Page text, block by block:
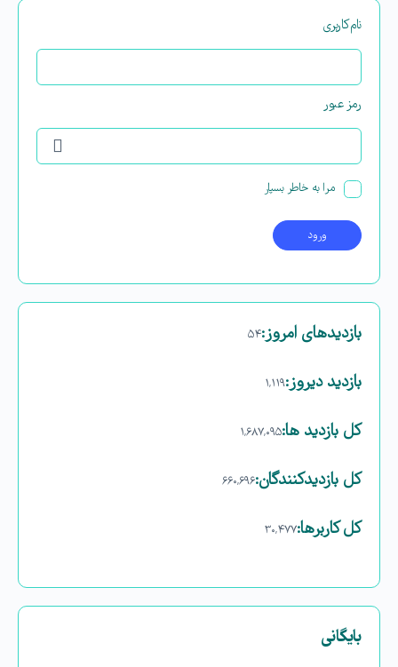
نام‌کاربری
رمز عبور
مرا به خاطر بسپار
بازدیدهای امروز:۵۴
بازدید دیروز:۱,۱۱۹
کل بازدید ها:۱,۶۸۷,۰۹۵
کل بازدیدکنند‌گان:۶۶۰,۶۹۶
کل کاربرها:۳۰,۴۷۷
بایگانی